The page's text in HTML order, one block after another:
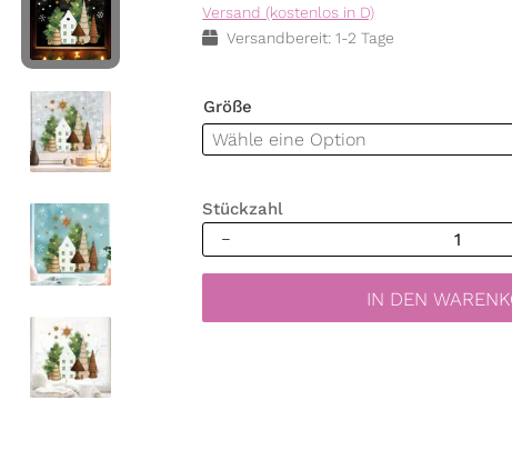
Versand (kostenlos in D)
Versandbereit: 1-2 Tage
Größe
Stückzahl
Wiederverwendbares
Fensterbild
IN DEN